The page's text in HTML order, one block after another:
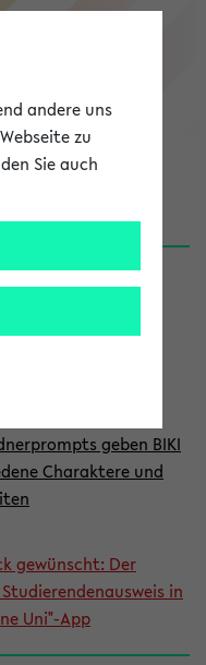
geben BIKI
Charaktere und
gewünscht: Der
in
Uni"-App
andere uns
zu
Sie auch